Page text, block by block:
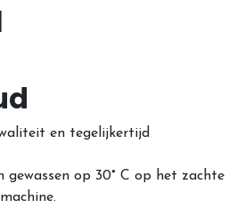
en tegelijkertijd
gewassen op 30° C op het zachte